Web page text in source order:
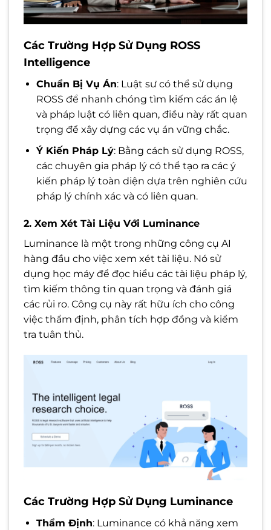
Các Trường Hợp Sử Dụng ROSS
Intelligence
Chuẩn Bị Vụ Án: Luật sư có thể sử dụng
ROSS để nhanh chóng tìm kiếm các án lệ
và pháp luật có liên quan, điều này rất quan
trọng để xây dựng các vụ án vững chắc.
Ý Kiến Pháp Lý: Bằng cách sử dụng ROSS,
các chuyên gia pháp lý có thể tạo ra các ý
kiến pháp lý toàn diện dựa trên nghiên cứu
pháp lý chính xác và có liên quan.
2. Xem Xét Tài Liệu Với Luminance
Luminance là một trong những công cụ AI
hàng đầu cho việc xem xét tài liệu. Nó sử
dụng học máy để đọc hiểu các tài liệu pháp lý,
tìm kiếm thông tin quan trọng và đánh giá
các rủi ro. Công cụ này rất hữu ích cho công
việc thẩm định, phân tích hợp đồng và kiểm
tra tuân thủ.
Các Trường Hợp Sử Dụng Luminance
Thẩm Định: Luminance có khả năng xem